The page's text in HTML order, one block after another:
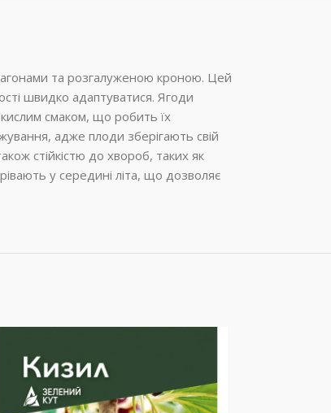
та розгалуженою кроною. Цей
швидко адаптуватися. Ягоди
смаком, що робить їх
адже плоди зберігають свій
стійкістю до хвороб, таких як
у середині літа, що дозволяє